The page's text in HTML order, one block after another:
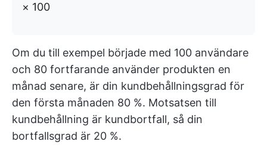
× 100
Om du till exempel började med 100 användare
och 80 fortfarande använder produkten en
månad senare, är din kundbehållningsgrad för
den första månaden 80 %. Motsatsen till
kundbehållning är kundbortfall, så din
bortfallsgrad är 20 %.